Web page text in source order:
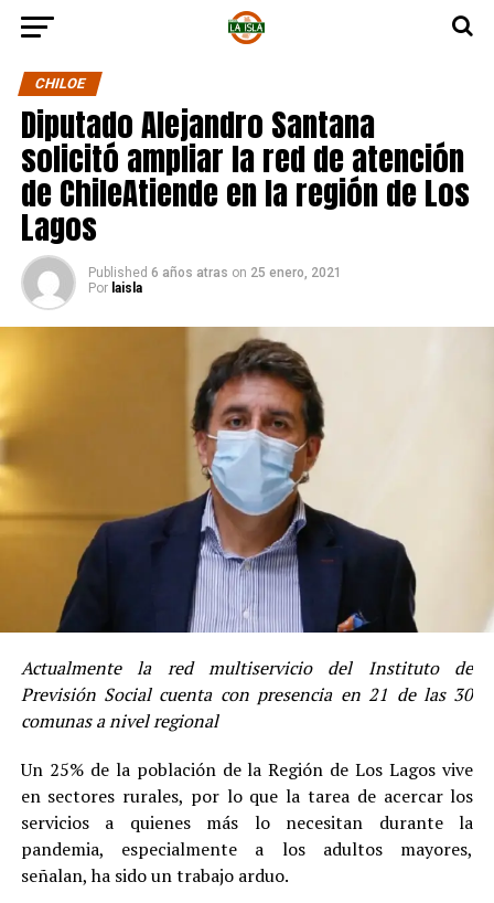
CHILOE
Diputado Alejandro Santana
solicitó ampliar la red de atención
de ChileAtiende en la región de Los
Lagos
Published 6 años atras on 25 enero, 2021
Por laisla
Actualmente la red multiservicio del Instituto de
Previsión Social cuenta con presencia en 21 de las 30
comunas a nivel regional
Un 25% de la población de la Región de Los Lagos vive
en sectores rurales, por lo que la tarea de acercar los
servicios a quienes más lo necesitan durante la
pandemia, especialmente a los adultos mayores,
señalan, ha sido un trabajo arduo.